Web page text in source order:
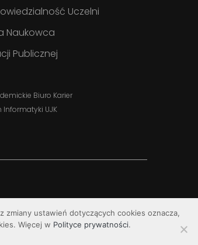
Uczelni
Naukowca
Publicznej
Biuro Karier
Informatyki UJK
ustawień dotyczących cookies oznacza,
Więcej w Polityce prywatności.